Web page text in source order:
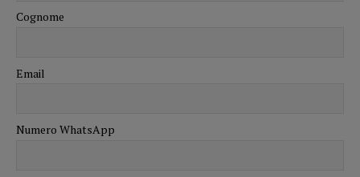
Cognome
Email
Numero WhatsApp